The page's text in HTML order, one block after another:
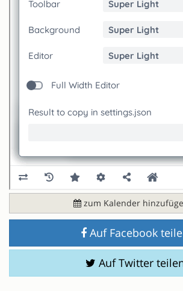
zum Kalender
Auf Facebook
Auf Twitter